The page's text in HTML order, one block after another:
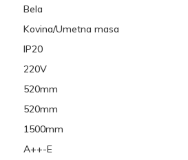
Bela
Kovina/Umetna masa
IP20
220V
520mm
520mm
1500mm
A++-E